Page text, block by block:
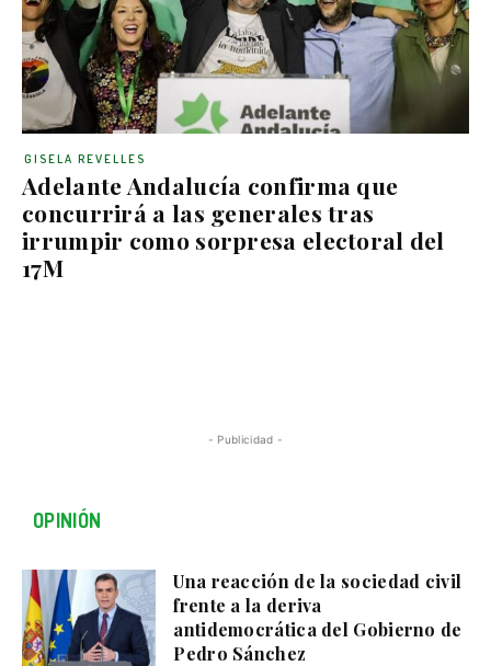
Adelante Andalucía confirma que
concurrirá a las generales tras
irrumpir como sorpresa electoral del
17M
GISELA REVELLES
- Publicidad -
OPINIÓN
Una reacción de la sociedad civil
frente a la deriva
antidemocrática del Gobierno de
Pedro Sánchez